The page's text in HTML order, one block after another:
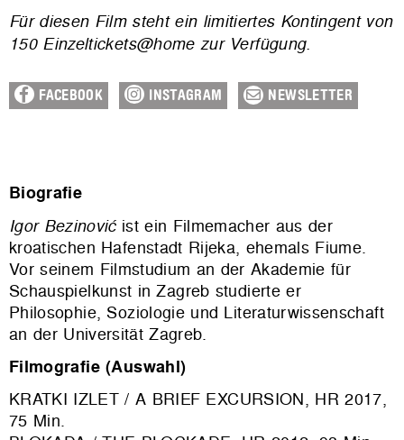
Für diesen Film steht ein limitiertes Kontingent von
150 Einzeltickets@home zur Verfügung.
FACEBOOK INSTAGRAM NEWSLETTER
Biografie
Igor Bezinovićist ein Filmemacher aus der
kroatischen Hafenstadt Rijeka, ehemals Fiume.
Vor seinem Filmstudium an der Akademie für
Schauspielkunst in Zagreb studierte er
Philosophie, Soziologie und Literaturwissenschaft
an der Universität Zagreb.
Filmografie (Auswahl)
KRATKI IZLET / A BRIEF EXCURSION, HR 2017,
75 Min.